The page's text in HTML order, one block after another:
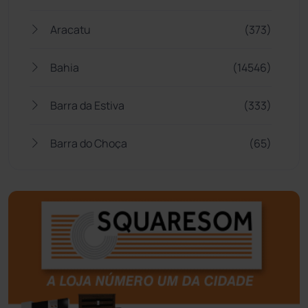
Aracatu (373)
Bahia (14546)
Barra da Estiva (333)
Barra do Choça (65)
Bom Jesus da Lapa (510)
Boquira (152)
Botuporã